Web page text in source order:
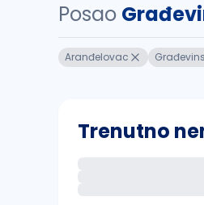
Posao
Aranđelovac
Trenutno